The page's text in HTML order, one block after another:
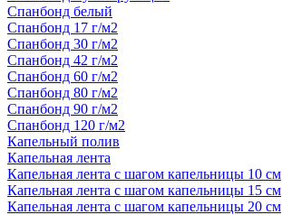
Спанбонд белый
Спанбонд 17 г/м2
Спанбонд 30 г/м2
Спанбонд 42 г/м2
Спанбонд 60 г/м2
Спанбонд 80 г/м2
Спанбонд 90 г/м2
Спанбонд 120 г/м2
Капельный полив
Капельная лента
Капельная лента с шагом капельницы 10 см
Капельная лента с шагом капельницы 15 см
Капельная лента с шагом капельницы 20 см